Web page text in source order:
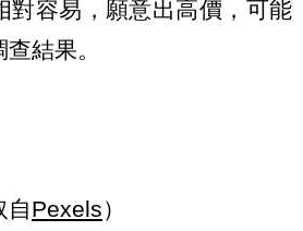
對容易，願意出高價，可能
結果。
自Pexels）